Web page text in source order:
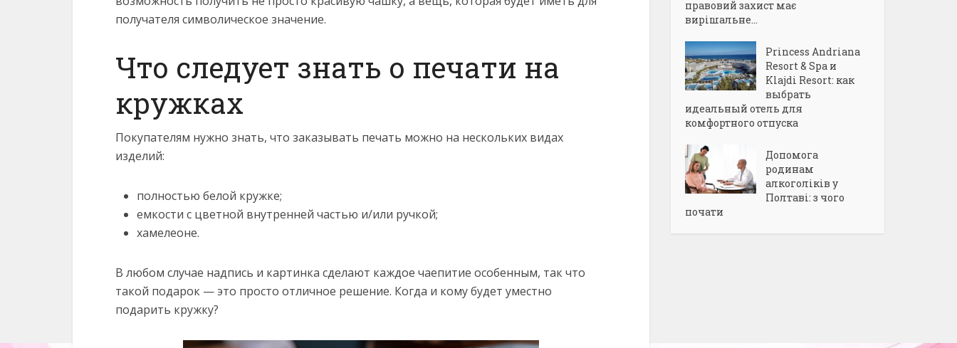
получателя символическое значение.
Что следует знать о печати на
кружках
Покупателям нужно знать, что заказывать печать можно на нескольких видах
изделий:
полностью белой кружке;
емкости с цветной внутренней частью и/или ручкой;
хамелеоне.
В любом случае надпись и картинка сделают каждое чаепитие особенным, так что
такой подарок — это просто отличное решение. Когда и кому будет уместно
подарить кружку?
правовий захист має
вирішальне...
Princess Andriana
Resort & Spa и
Klajdi Resort: как
выбрать
идеальный отель для
комфортного отпуска
Допомога
родинам
алкоголіків у
Полтаві: з чого
почати